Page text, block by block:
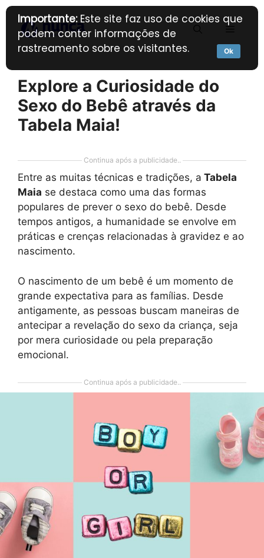
Pular
para
conteúdo
Explore a Curiosidade do
Sexo do Bebê através da
Tabela Maia!
Continua após a publicidade..
Entre as muitas técnicas e tradições, a Tabela
Maia se destaca como uma das formas
populares de prever o sexo do bebê. Desde
tempos antigos, a humanidade se envolve em
práticas e crenças relacionadas à gravidez e ao
nascimento.
O nascimento de um bebê é um momento de
grande expectativa para as famílias. Desde
antigamente, as pessoas buscam maneiras de
antecipar a revelação do sexo da criança, seja
por mera curiosidade ou pela preparação
emocional.
Continua após a publicidade..
Importante:Este site faz uso de cookies que
podem conter informações de
rastreamento sobre os visitantes.
Ok